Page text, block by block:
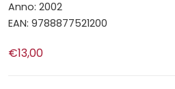
Anno: 2002
EAN: 9788877521200
€13,00